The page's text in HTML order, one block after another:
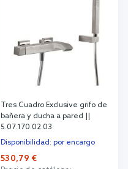
Tres Cuadro Exclusive grifo de
bañera y ducha a pared ||
5.07.170.02.03
Disponibilidad: por encargo
530,79 €